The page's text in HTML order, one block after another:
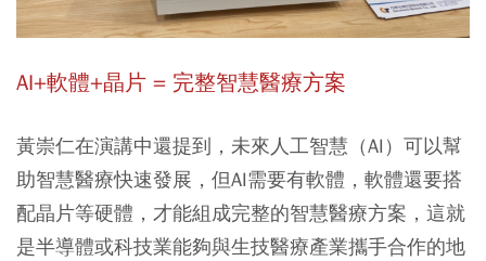
AI+軟體+晶片 = 完整智慧醫療方案
黃崇仁在演講中還提到，未來人工智慧（AI）可以幫
助智慧醫療快速發展，但AI需要有軟體，軟體還要搭
配晶片等硬體，才能組成完整的智慧醫療方案，這就
是半導體或科技業能夠與生技醫療產業攜手合作的地